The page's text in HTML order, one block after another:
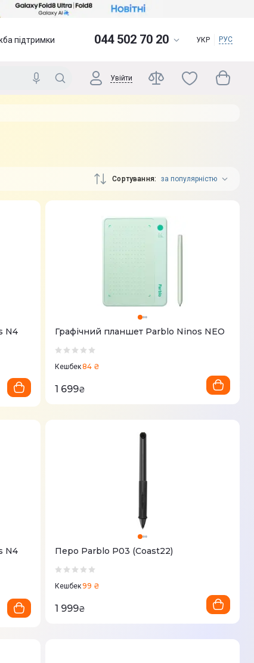
підтримки 044 502 70 20 УКР РУС
Увійти
Сортування за популярністю
N4
Графічний планшет Parblo Ninos NEO
Кешбек84 ₴
1 699₴
N4
Перо Parblo P03 (Coast22)
Кешбек99 ₴
1 999₴